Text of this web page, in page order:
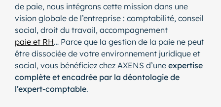
de paie, nous intégrons cette mission dans une
vision globale de l’entreprise : comptabilité, conseil
social, droit du travail, accompagnement
paie et RH… Parce que la gestion de la paie ne peut
être dissociée de votre environnement juridique et
social, vous bénéficiez chez AXENS d’une expertise
complète et encadrée par la déontologie de
l’expert-comptable.